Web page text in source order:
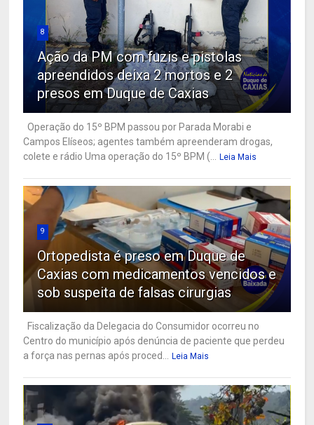
8
Ação da PM com fuzis e pistolas
apreendidos deixa 2 mortos e 2
presos em Duque de Caxias
Operação do 15º BPM passou por Parada Morabi e
Campos Elíseos; agentes também apreenderam drogas,
colete e rádio Uma operação do 15º BPM (...
Leia Mais
9
Ortopedista é preso em Duque de
Caxias com medicamentos vencidos e
sob suspeita de falsas cirurgias
Fiscalização da Delegacia do Consumidor ocorreu no
Centro do município após denúncia de paciente que perdeu
a força nas pernas após proced...
Leia Mais